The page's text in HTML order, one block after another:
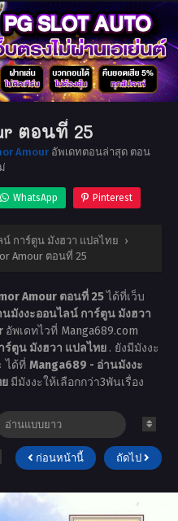
ตอนที่ 25
Amour อัพเดทตอนล่าสุด ตอน
WhatsApp Pinterest
น์ การ์ตูน มังฮวา แปลไทย ›
Amour ตอนที่ 25
Amour ตอนที่ 25ได้ที่เว็บ
มังงะออนไลน์ การ์ตูน มังฮวา
อัพเดทไวที่ Manga689.com
ร์ตูน มังฮวา แปลไทย . ยังมีมังงะ
ได้ที่ Manga689 - อ่านมังงะ
มีมังงะให้เลือกกว่า3พันเรื่อง
ก่อนหน้านี้ ถัดไป